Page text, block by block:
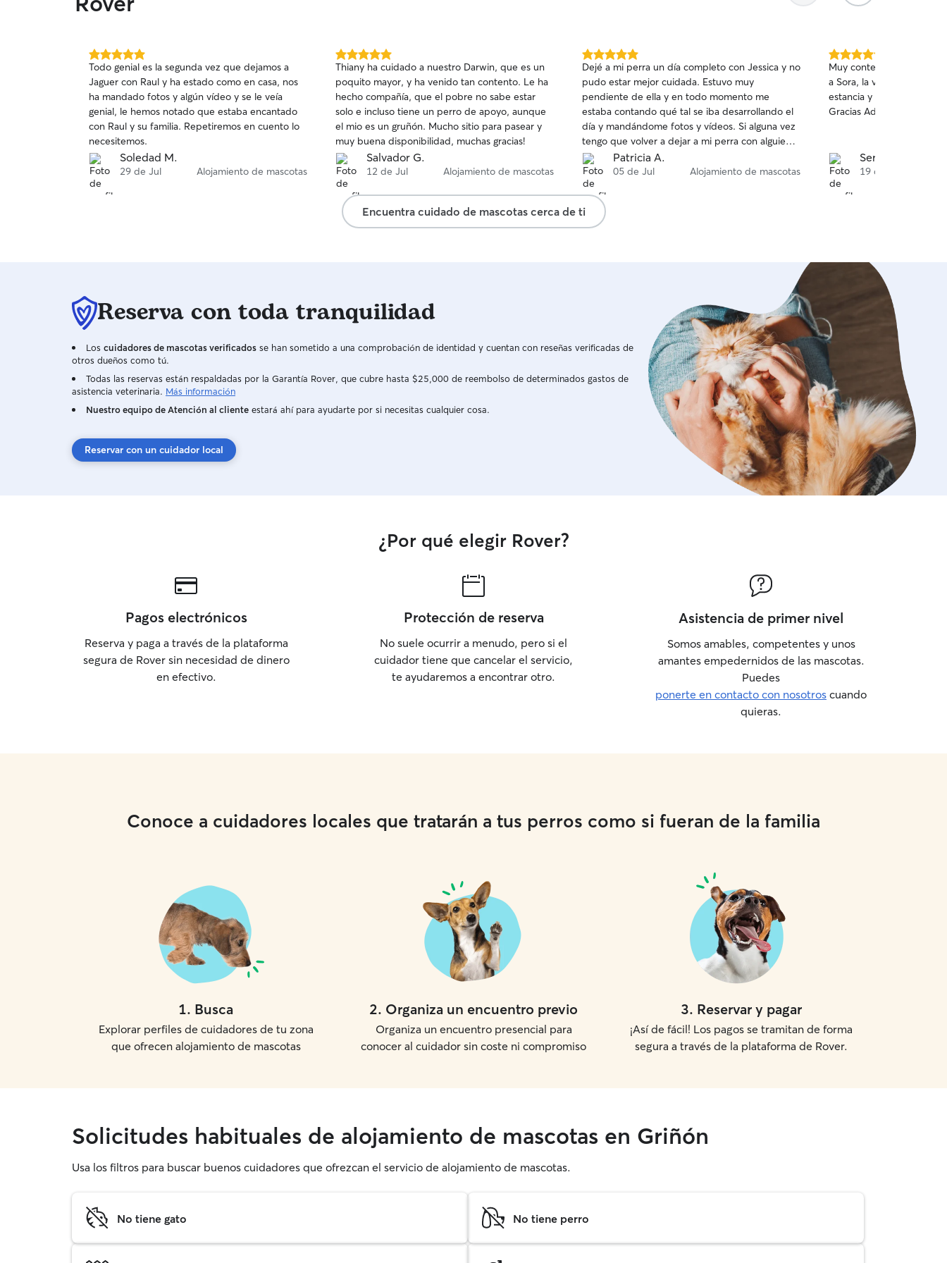
5.0
de
5
estrellas
Todo genial es la segunda vez que dejamos a
Jaguer con Raul y ha estado como en casa, nos
ha mandado fotos y algún vídeo y se le veía
genial, le hemos notado que estaba encantado
con Raul y su familia. Repetiremos en cuento lo
necesitemos.
Soledad M.
29 de Jul Alojamiento de mascotas
5.0
de
5
estrellas
Thiany ha cuidado a nuestro Darwin, que es un
poquito mayor, y ha venido tan contento. Le ha
hecho compañía, que el pobre no sabe estar
solo e incluso tiene un perro de apoyo, aunque
el mio es un gruñón. Mucho sitio para pasear y
muy buena disponibilidad, muchas gracias!
Salvador G.
12 de Jul Alojamiento de mascotas
5.0
de
5
estrellas
Dejé a mi perra un día completo con Jessica y no
pudo estar mejor cuidada. Estuvo muy
pendiente de ella y en todo momento me
estaba contando qué tal se iba desarrollando el
día y mandándome fotos y vídeos. Si alguna vez
tengo que volver a dejar a mi perra con alguien
en Madrid, sin duda volvería a contactar con
Jessica.
Patricia A.
05 de Jul Alojamiento de mascotas
5.0
de
5
estrellas
Muy contentos con
a Sora, la vimos muy
estancia y su familia la
Gracias Adriana por tu
Sergio M.
19 de Feb
Encuentra cuidado de mascotas cerca de ti
Reserva con toda tranquilidad
Los cuidadores de mascotas verificados se han sometido a una comprobación de identidad y cuentan con reseñas verificadas de
otros dueños como tú.
Todas las reservas están respaldadas por la Garantía Rover, que cubre hasta $25,000 de reembolso de determinados gastos de
asistencia veterinaria. Más información
Nuestro equipo de Atención al cliente estará ahí para ayudarte por si necesitas cualquier cosa.
Reservar con un cuidador local
¿Por qué elegir Rover?
Pagos electrónicos
Reserva y paga a través de la plataforma
segura de Rover sin necesidad de dinero
en efectivo.
Protección de reserva
No suele ocurrir a menudo, pero si el
cuidador tiene que cancelar el servicio,
te ayudaremos a encontrar otro.
Asistencia de primer nivel
Somos amables, competentes y unos
amantes empedernidos de las mascotas.
Puedes
ponerte en contacto con nosotros cuando
quieras.
Conoce a cuidadores locales que tratarán a tus perros como si fueran de la familia
1. Busca
Explorar perfiles de cuidadores de tu zona
que ofrecen alojamiento de mascotas
2. Organiza un encuentro previo
Organiza un encuentro presencial para
conocer al cuidador sin coste ni compromiso
3. Reservar y pagar
¡Así de fácil! Los pagos se tramitan de forma
segura a través de la plataforma de Rover.
Solicitudes habituales de alojamiento de mascotas en Griñón
Usa los filtros para buscar buenos cuidadores que ofrezcan el servicio de alojamiento de mascotas.
No tiene gato No tiene perro